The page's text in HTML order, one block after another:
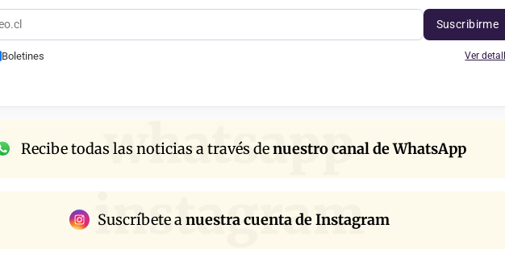
Suscribirme
Boletines Ver
whatsapp
Recibe todas las noticias a través denuestro canal de WhatsApp
instagram
Suscríbete anuestra cuenta de Instagram